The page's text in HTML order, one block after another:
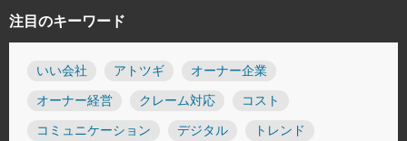
注目のキーワード
いい会社 アトツギ オーナー企業
オーナー経営 クレーム対応 コスト
コミュニケーション デジタル トレンド